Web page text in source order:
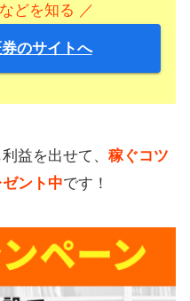
どを知る ／
のサイトへ
益を出せて、 稼ぐコツ
ント中です！